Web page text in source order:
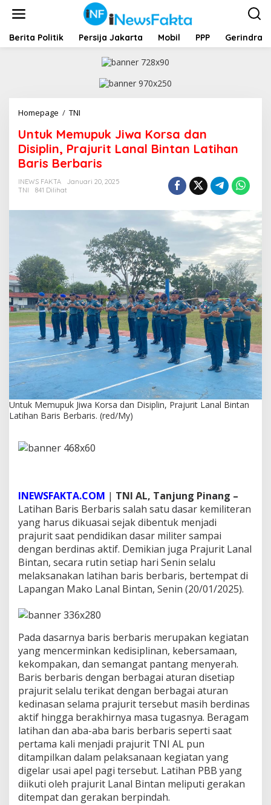
t
Berita Politik Persija Jakarta Mobil PPP Gerindra
Homepage / TNI
t
u
k
M
p
K
o
r
s
a
d
a
n
s
i
p
n
a
j
u
r
i
t
L
n
a
B
n
a
n
L
a
t
h
a
n
B
r
i
s
Untuk Memupuk Jiwa Korsa dan
Disiplin, Prajurit Lanal Bintan Latihan
Baris Berbaris
INEWS FAKTA
Januari 20, 2025
TNI
841 Dilihat
Untuk Memupuk Jiwa Korsa dan Disiplin, Prajurit Lanal Bintan
Latihan Baris Berbaris. (red/My)
INEWSFAKTA.COM | TNI AL, Tanjung Pinang –
Latihan Baris Berbaris salah satu dasar kemiliteran
yang harus dikuasai sejak dibentuk menjadi
prajurit saat pendidikan dasar militer sampai
dengan berdinas aktif. Demikian juga Prajurit Lanal
Bintan, secara rutin setiap hari Senin selalu
melaksanakan latihan baris berbaris, bertempat di
Lapangan Mako Lanal Bintan, Senin (20/01/2025).
Pada dasarnya baris berbaris merupakan kegiatan
yang mencerminkan kedisiplinan, kebersamaan,
kekompakan, dan semangat pantang menyerah.
Baris berbaris dengan berbagai aturan disetiap
prajurit selalu terikat dengan berbagai aturan
kedinasan selama prajurit tersebut masih berdinas
aktif hingga berakhirnya masa tugasnya. Beragam
latihan dan aba-aba baris berbaris seperti saat
pertama kali menjadi prajurit TNI AL pun
ditampilkan dalam pelaksanaan kegiatan yang
digelar usai apel pagi tersebut. Latihan PBB yang
diikuti oleh prajurit Lanal Bintan meliputi gerakan
ditempat dan gerakan berpindah.